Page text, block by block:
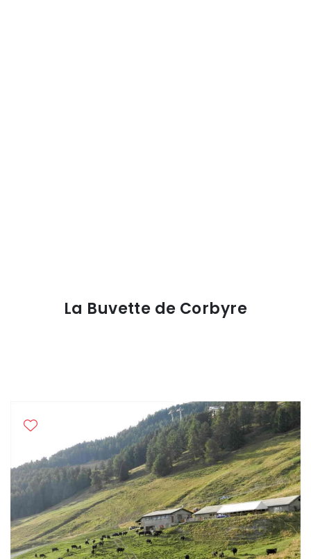
La Buvette de Corbyre